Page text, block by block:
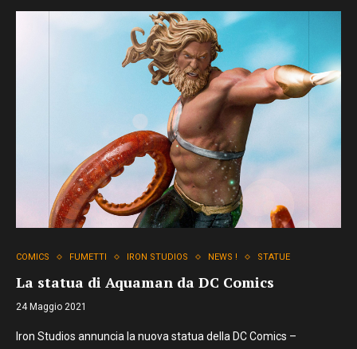
COMICS FUMETTI IRON STUDIOS NEWS ! STATUE
La statua di Aquaman da DC Comics
24 Maggio 2021
Iron Studios annuncia la nuova statua della DC Comics –